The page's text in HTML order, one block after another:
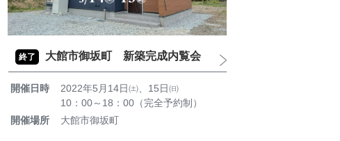
終了 大館市御坂町 新築完成内覧会
開催日時
2022年5月14日㈯、15日㈰
10：00～18：00（完全予約制）
開催場所
大館市御坂町